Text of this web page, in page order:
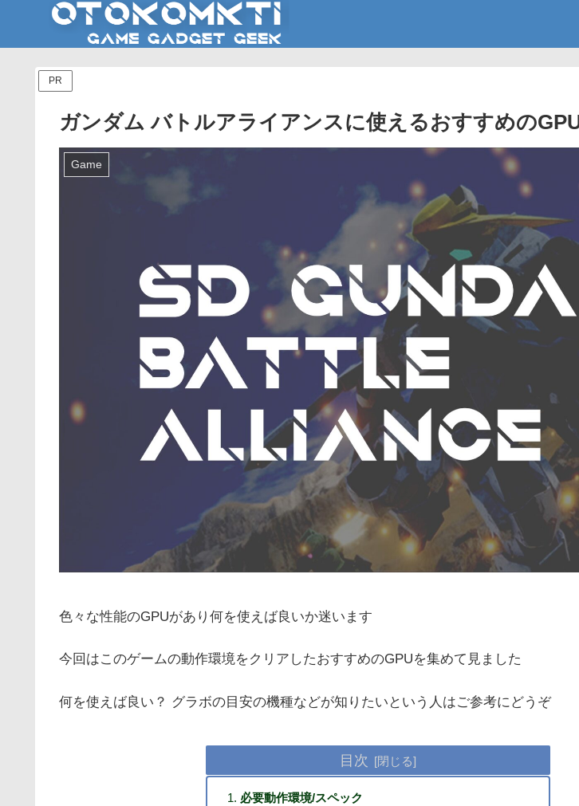
PR
ガンダム バトルアライアンスに使えるおすすめの
Game
色々な性能のGPUがあり何を使えば良いか迷います
今回はこのゲームの動作環境をクリアしたおすすめのGPUを集めて見ました
何を使えば良い？ グラボの目安の機種などが知りたいという人はご参考にどうぞ
目次
必要動作環境/スペック